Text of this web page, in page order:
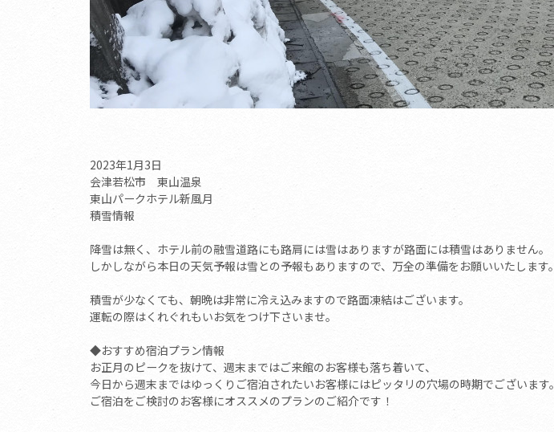
2023年1月3日
会津若松市 東山温泉
東山パークホテル新風月
積雪情報
降雪は無く、ホテル前の融雪道路にも路肩には雪はありますが路面には積雪はありません。
しかしながら本日の天気予報は雪との予報もありますので、万全の準備をお願いいたします。
積雪が少なくても、朝晩は非常に冷え込みますので路面凍結はございます。
運転の際はくれぐれもいお気をつけ下さいませ。
◆おすすめ宿泊プラン情報
お正月のピークを抜けて、週末まではご来館のお客様も落ち着いて、
今日から週末まではゆっくりご宿泊されたいお客様にはピッタリの穴場の時期でございます。
ご宿泊をご検討のお客様にオススメのプランのご紹介です！